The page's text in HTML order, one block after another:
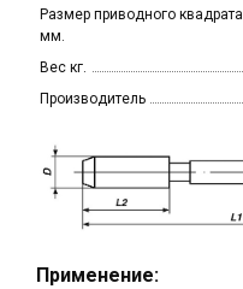
Размер приводного квадрата
мм.
Вес кг.
Производитель
Применение: